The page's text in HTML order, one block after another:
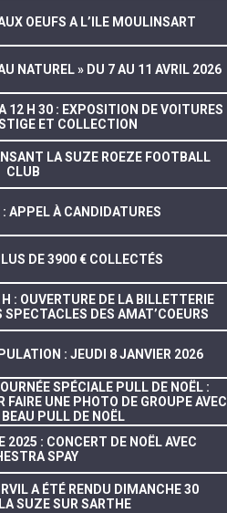
OEUFS A L’ILE MOULINSART
NATUREL » DU 7 AU 11 AVRIL 2026
12 H 30 : EXPOSITION DE VOITURES
ET COLLECTION
LA SUZE ROEZE FOOTBALL
CLUB
: APPEL À CANDIDATURES
DE 3900 € COLLECTÉS
: OUVERTURE DE LA BILLETTERIE
DES AMAT’COEURS
: JEUDI 8 JANVIER 2026
SPÉCIALE PULL DE NOËL :
UNE PHOTO DE GROUPE AVEC
PULL DE NOËL
2025 : CONCERT DE NOËL AVEC
SPAY
A ÉTÉ RENDU DIMANCHE 30
SUZE SUR SARTHE